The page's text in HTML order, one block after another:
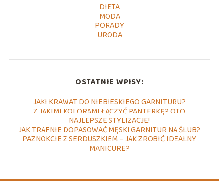
DIETA
MODA
PORADY
URODA
OSTATNIE WPISY:
JAKI KRAWAT DO NIEBIESKIEGO GARNITURU?
Z JAKIMI KOLORAMI ŁĄCZYĆ PANTERKĘ? OTO
NAJLEPSZE STYLIZACJE!
JAK TRAFNIE DOPASOWAĆ MĘSKI GARNITUR NA ŚLUB?
PAZNOKCIE Z SERDUSZKIEM – JAK ZROBIĆ IDEALNY
MANICURE?